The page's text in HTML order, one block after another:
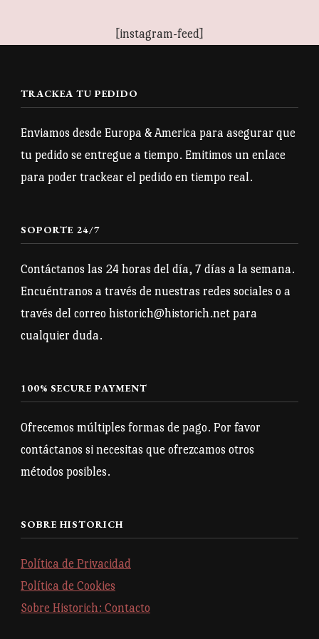
variantes.
se
pueden
elegir
en
producto
se
pueden
elegir
en
producto
[instagram-feed]
TRACKEA TU PEDIDO
Enviamos desde Europa & America para asegurar que
tu pedido se entregue a tiempo. Emitimos un enlace
para poder trackear el pedido en tiempo real.
SOPORTE 24/7
Contáctanos las 24 horas del día, 7 días a la semana.
Encuéntranos a través de nuestras redes sociales o a
través del correo historich@historich.net para
cualquier duda.
100% SECURE PAYMENT
Ofrecemos múltiples formas de pago. Por favor
contáctanos si necesitas que ofrezcamos otros
métodos posibles.
SOBRE HISTORICH
Política de Privacidad
Política de Cookies
Sobre Historich: Contacto